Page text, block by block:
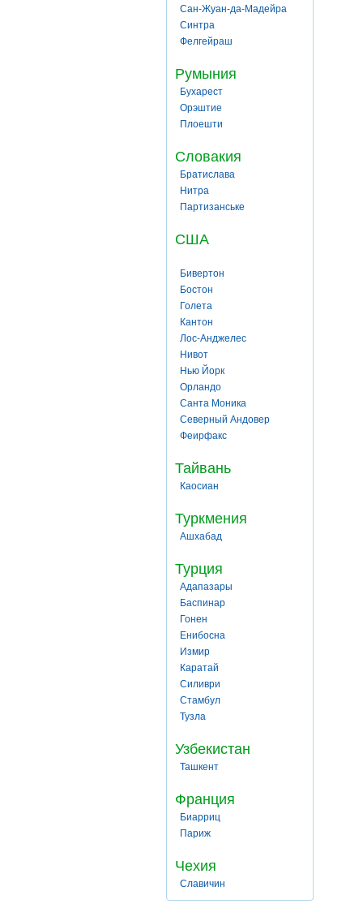
Сан-Жуан-да-Мадейра
Синтра
Фелгейраш
Румыния
Бухарест
Орэштие
Плоешти
Словакия
Братислава
Нитра
Партизанське
США
Бивертон
Бостон
Голета
Кантон
Лос-Анджелес
Нивот
Нью Йорк
Орландо
Санта Моника
Северный Андовер
Феирфакс
Тайвань
Каосиан
Туркмения
Ашхабад
Турция
Адапазары
Баспинар
Гонен
Енибосна
Измир
Каратай
Силиври
Стамбул
Тузла
Узбекистан
Ташкент
Франция
Биарриц
Париж
Чехия
Славичин